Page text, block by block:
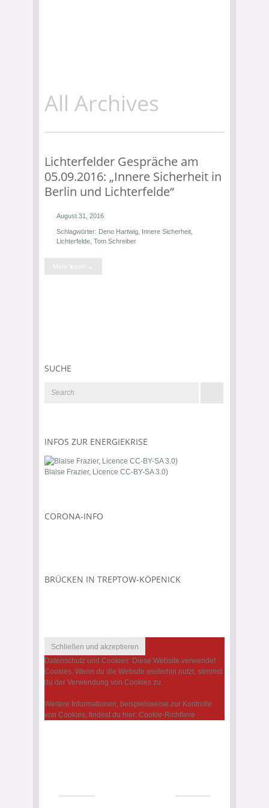
All Archives
Lichterfelder Gespräche am
05.09.2016: „Innere Sicherheit in
Berlin und Lichterfelde“
August 31, 2016
Schlagwörter: Deno Hartwig Innere Sicherheit
Lichterfelde Tom Schreiber
Mehr lesen →
SUCHE
INFOS ZUR ENERGIEKRISE
Blaise Frazier, Licence CC-BY-SA 3.0)
CORONA-INFO
BRÜCKEN IN TREPTOW-KÖPENICK
Datenschutz und Cookies: Diese Website verwendet
Cookies. Wenn du die Website weiterhin nutzt, stimmst
du der Verwendung von Cookies zu.
Weitere Informationen, beispielsweise zur Kontrolle
von Cookies, findest du hier: Cookie-Richtlinie